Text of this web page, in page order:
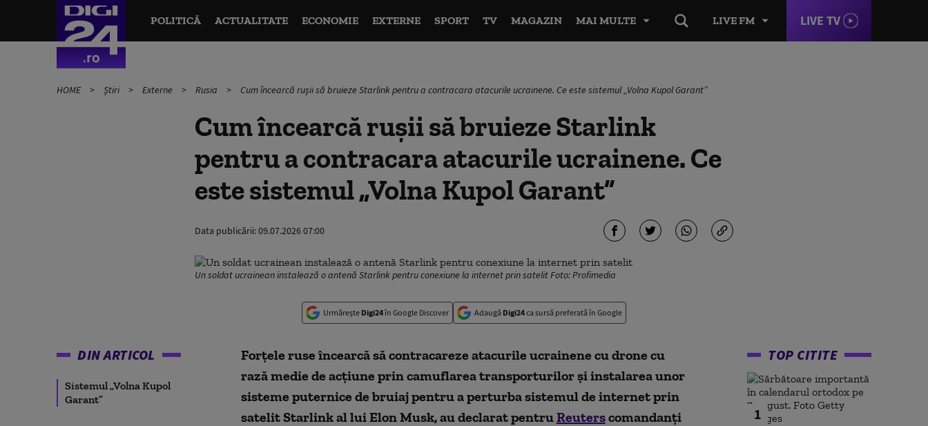
LIVE FM LIVE TV
POLITICĂ ACTUALITATE ECONOMIE EXTERNE SPORT TV MAGAZIN MAI MULTE
HOME Știri Externe Rusia Cum încearcă rușii să bruieze Starlink pentru a contracara atacurile ucrainene. Ce este sistemul „Volna Kupol Garant”
Cum încearcă rușii să bruieze Starlink
pentru a contracara atacurile ucrainene. Ce
este sistemul „Volna Kupol Garant”
Data publicării:09.07.2026 07:00
Un soldat ucrainean instalează o antenă Starlink pentru conexiune la internet prin satelit Foto: Profimedia
Urmărește Digi24în Google Discover Adaugă Digi24ca sursă preferată în Google
DIN ARTICOL
Sistemul „Volna Kupol
Garant”
Forţele ruse încearcă să contracareze atacurile ucrainene cu drone cu
rază medie de acţiune prin camuflarea transporturilor şi instalarea unor
sisteme puternice de bruiaj pentru a perturba sistemul de internet prin
satelit Starlink al lui Elon Musk, au declarat pentruReuterscomandanţi
TOP CITITE
1